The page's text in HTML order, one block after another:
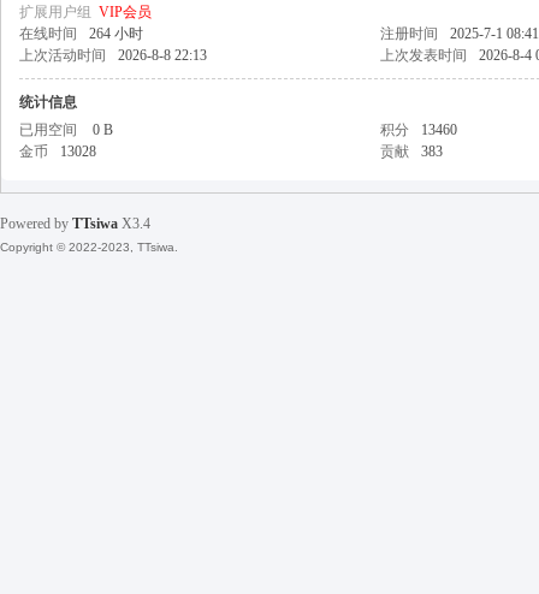
扩展用户组 VIP会员
在线时间
264 小时 注册时间
2025-7-1 08:41
上次活动时间
2026-8-8 22:13 上次发表时间 2026-8-4
统计信息
已用空间
0 B 积分
13460
金币
13028 贡献 383
Powered by TTsiwa X3.4
Copyright © 2022-2023, TTsiwa.